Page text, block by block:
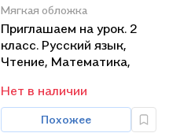
Мягкая обложка
Приглашаем на урок. 2
класс. Русский язык,
Чтение, Математика,
Трудовое обучение
Нет в наличии
Похожее